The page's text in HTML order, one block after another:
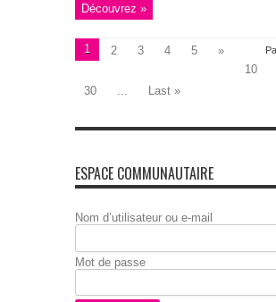
Découvrez »
1 2 3 4 5
»
10
30
Last »
ESPACE COMMUNAUTAIRE
Nom d’utilisateur ou e-mail
Mot de passe